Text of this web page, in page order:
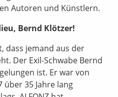
Autoren und Künstlern.
Bernd Klötzer!
dass jemand aus der
Der Exil-Schwabe Bernd
ist. Er war von
über 35 Jahre lang